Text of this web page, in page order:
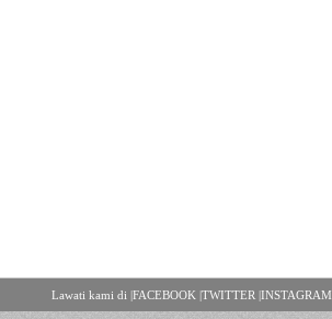
Lawati kami di |FACEBOOK |TWITTER |INSTAGRAM